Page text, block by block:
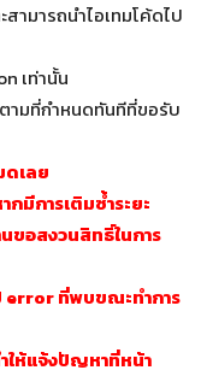
ามารถนำไอเทมโค้ดไป
เท่านั้น
ตามที่กำหนดทันทีที่ขอรับ
เลย
กมีการเติมซ้ำระยะ
นขอสงวนสิทธิ์ในการ
error ที่พบขณะทำการ
ให้แจ้งปัญหาที่หน้า